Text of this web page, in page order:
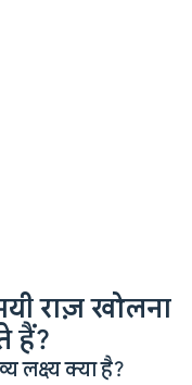
राज़ खोलना
हैं?
लक्ष्य क्या है?